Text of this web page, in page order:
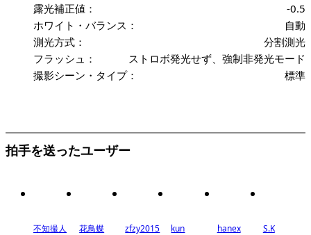
露光補正値：
-0.5
ホワイト・バランス：
自動
測光方式：
分割測光
フラッシュ：
ストロボ発光せず、強制非発光モード
撮影シーン・タイプ：
標準
拍手を送ったユーザー
不知撮人 花鳥蝶 zfzy2015 kun hanex S.K